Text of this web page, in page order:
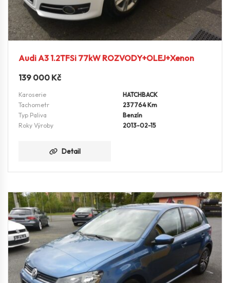
Audi A3 1.2TFSi 77kW ROZVODY+OLEJ+Xenon
139 000 Kč
Karoserie
HATCHBACK
Tachometr
237764 Km
Typ Paliva
Benzín
Roky Výroby
2013-02-15
Detail